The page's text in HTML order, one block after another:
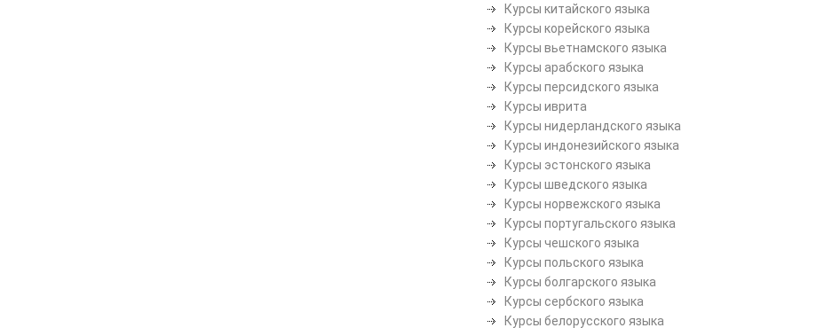
Курсы китайского языка
Курсы корейского языка
Курсы вьетнамского языка
Курсы арабского языка
Курсы персидского языка
Курсы иврита
Курсы нидерландского языка
Курсы индонезийского языка
Курсы эстонского языка
Курсы шведского языка
Курсы норвежского языка
Курсы португальского языка
Курсы чешского языка
Курсы польского языка
Курсы болгарского языка
Курсы сербского языка
Курсы белорусского языка